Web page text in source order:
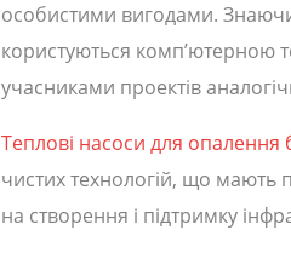
особистими вигодами.
користуються комп’ютерною
учасниками проектів
Теплові насоси для опалення
чистих технологій, що мають
на створення і підтримку